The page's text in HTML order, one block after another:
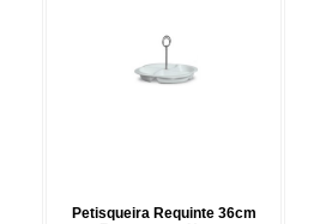
Petisqueira Requinte 36cm